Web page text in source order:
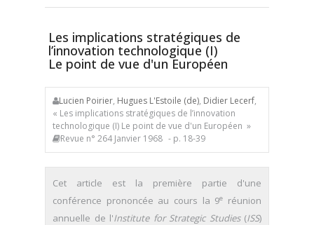
Les implications stratégiques de
l’innovation technologique (I)
Le point de vue d'un Européen
Lucien Poirier, Hugues L'Estoile (de), Didier Lecerf,
« Les implications stratégiques de l’innovation
technologique (I) Le point de vue d'un Européen »
Revue n° 264 Janvier 1968 - p. 18-39
Cet article est la première partie d'une
conférence prononcée au cours la 9e
réunion
annuelle de l'Institute for Strategic Studies(ISS)